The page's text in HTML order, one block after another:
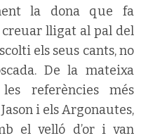
la dona que fa
lligat al pal del
els seus cants, no
De la mateixa
referències més
i els Argonautes,
el velló d’or i van